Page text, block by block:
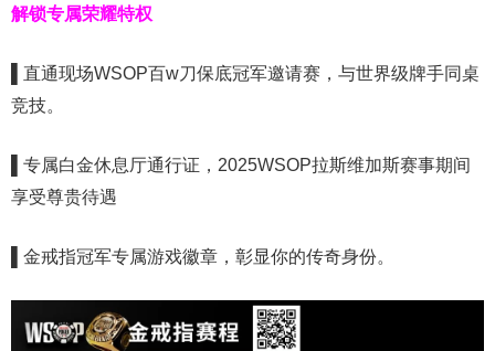
解锁专属荣耀特权
直通现场WSOP百w刀保底冠军邀请赛，与世界级牌手同桌
竞技。
专属白金休息厅通行证，2025WSOP拉斯维加斯赛事期间
享受尊贵待遇
金戒指冠军专属游戏徽章，彰显你的传奇身份。